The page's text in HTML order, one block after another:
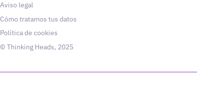
Aviso legal
Cómo tratamos tus datos
Política de cookies
© Thinking Heads, 2025